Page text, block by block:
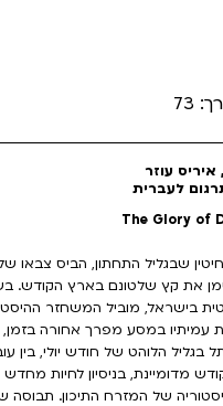
איריס עוזר
לעברית
שבגליל התחתון, הביס צבאו
בישראל, מוביל המשחזר ההיסטורי
במסע מפרך אחורה בזמן,
הלוהט של חודש יולי, בין
מדומיינת, בניסיון לחיות
של המזרח התיכון. תבוסה